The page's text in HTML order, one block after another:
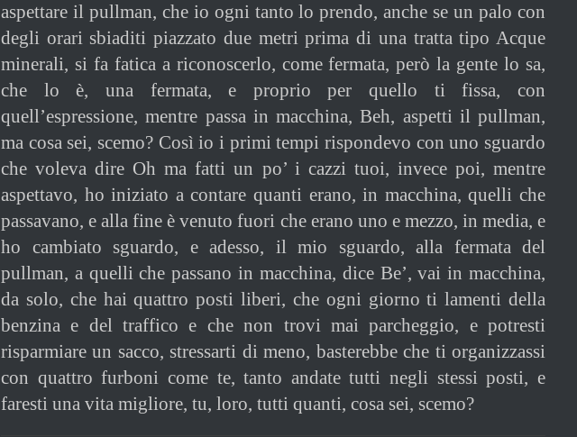
aspettare il pullman, che io ogni tanto lo prendo, anche se un palo con
degli orari sbiaditi piazzato due metri prima di una tratta tipo Acque
minerali, si fa fatica a riconoscerlo, come fermata, però la gente lo sa,
che lo è, una fermata, e proprio per quello ti fissa, con
quell’espressione, mentre passa in macchina, Beh, aspetti il pullman,
ma cosa sei, scemo? Così io i primi tempi rispondevo con uno sguardo
che voleva dire Oh ma fatti un po’ i cazzi tuoi, invece poi, mentre
aspettavo, ho iniziato a contare quanti erano, in macchina, quelli che
passavano, e alla fine è venuto fuori che erano uno e mezzo, in media, e
ho cambiato sguardo, e adesso, il mio sguardo, alla fermata del
pullman, a quelli che passano in macchina, dice Be’, vai in macchina,
da solo, che hai quattro posti liberi, che ogni giorno ti lamenti della
benzina e del traffico e che non trovi mai parcheggio, e potresti
risparmiare un sacco, stressarti di meno, basterebbe che ti organizzassi
con quattro furboni come te, tanto andate tutti negli stessi posti, e
faresti una vita migliore, tu, loro, tutti quanti, cosa sei, scemo?